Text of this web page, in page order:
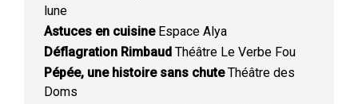
lune
Astuces en cuisineEspace Alya
Déflagration Rimbaud Théâtre Le Verbe Fou
Pépée, une histoire sans chuteThéâtre des
Doms